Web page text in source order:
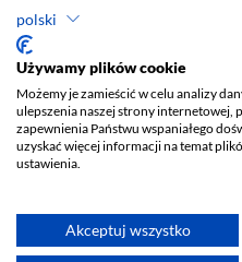
polski
Używamy plików cookie
Możemy je zamieścić w celu analizy
ulepszenia naszej strony internetowej,
zapewnienia Państwu wspaniałego
uzyskać więcej informacji na temat
ustawienia.
Akceptuj wszystko
Tel.: 42 235 01 65, fax: 42 66
Deklaracja dostępności